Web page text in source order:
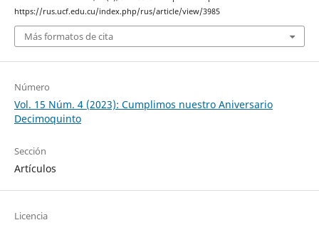
https://rus.ucf.edu.cu/index.php/rus/article/view/3985
Más formatos de cita
Número
Vol. 15 Núm. 4 (2023): Cumplimos nuestro Aniversario
Decimoquinto
Sección
Artículos
Licencia